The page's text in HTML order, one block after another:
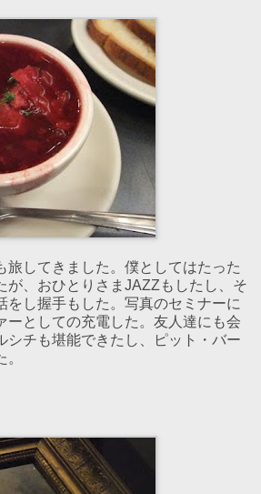
旅してきました。僕としてはたった
が、おひとりさまJAZZもしたし、そ
をし握手もした。写真のセミナーに
ーとしての充電した。友人達にも会
シチも堪能できたし、ピット・バー